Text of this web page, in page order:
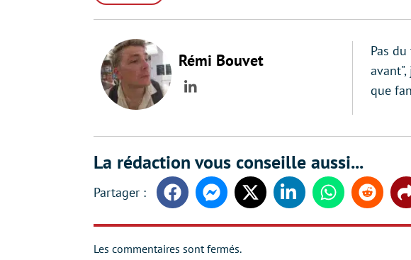
Rémi Bouvet
LinkedIn
Pas
que
La rédaction vous conseille aussi...
FacebookMessengerTwitter LinkedinWhatsappReddit
Les commentaires sont fermés.